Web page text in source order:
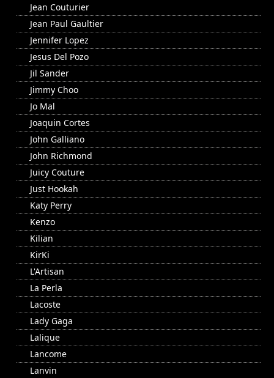
Jean Couturier
Jean Paul Gaultier
Jennifer Lopez
Jesus Del Pozo
Jil Sander
Jimmy Choo
Jo Mal
Joaquin Cortes
John Galliano
John Richmond
Juicy Couture
Just Hookah
Katy Perry
Kenzo
Kilian
KirKi
L'Artisan
La Perla
Lacoste
Lady Gaga
Lalique
Lancome
Lanvin